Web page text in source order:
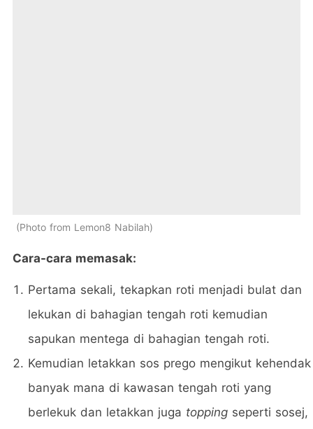
Photo from Lemon8 Nabilah
Cara-cara memasak:
Pertama sekali, tekapkan roti menjadi bulat dan
lekukan di bahagian tengah roti kemudian
sapukan mentega di bahagian tengah roti.
Kemudian letakkan sos prego mengikut kehendak
banyak mana di kawasan tengah roti yang
berlekuk dan letakkan juga topping seperti sosej,